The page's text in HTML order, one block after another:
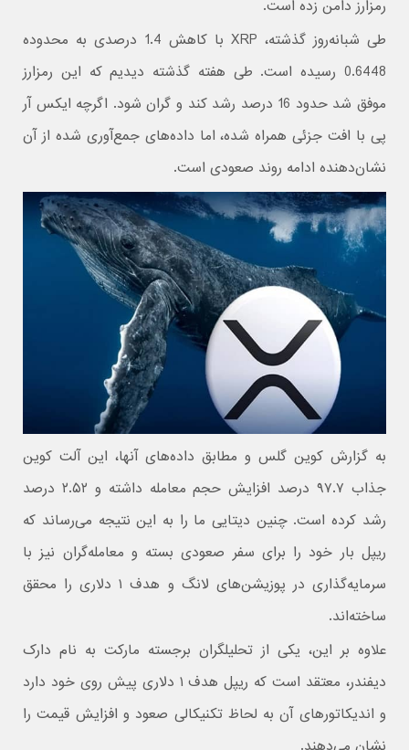
رمزارز دامن زده است.
طی شبانه‌روز گذشته، XRP با کاهش 1.4 درصدی به محدوده
0.6448 رسیده است. طی هفته گذشته دیدیم که این رمزارز
موفق شد حدود 16 درصد رشد کند و گران شود. اگرچه ایکس آر
پی با افت جزئی همراه شده، اما داده‌های جمع‌آوری شده از آن
نشان‌دهنده ادامه روند صعودی است.
به گزارش کوین گلس و مطابق داده‌های آنها، این آلت کوین
جذاب ۹۷.۷ درصد افزایش حجم معامله داشته و ۲.۵۲ درصد
رشد کرده است. چنین دیتایی ما را به این نتیجه می‌رساند که
ریپل بار خود را برای سفر صعودی بسته و معامله‌گران نیز با
سرمایه‌گذاری در پوزیشن‌های لانگ و هدف ۱ دلاری را محقق
ساخته‌اند.
علاوه بر این، یکی از تحلیلگران برجسته مارکت به نام دارک
دیفندر، معتقد است که ریپل هدف ۱ دلاری پیش روی خود دارد
و اندیکاتورهای آن به لحاظ تکنیکالی صعود و افزایش قیمت را